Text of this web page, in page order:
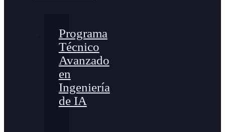
Programa
Técnico
Avanzado
en
Ingeniería
de IA